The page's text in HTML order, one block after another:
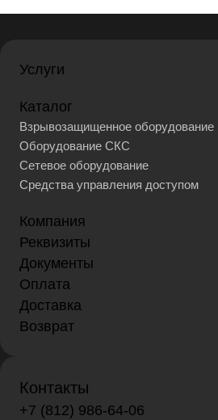
Услуги
Каталог
Взрывозащищенное оборудование
Оборудование СКС
Сетевое оборудование
Средства управления доступом
Компания
Реквизиты
Документы
Оплата
Доставка
Возврат
Контакты
+7 (812) 986-64-06